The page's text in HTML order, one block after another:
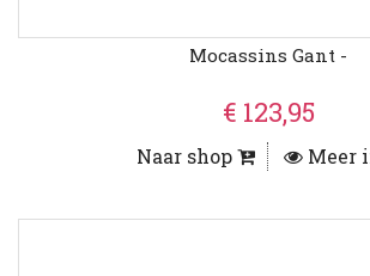
Mocassins Gant -
€ 123,95
Naar shop Meer